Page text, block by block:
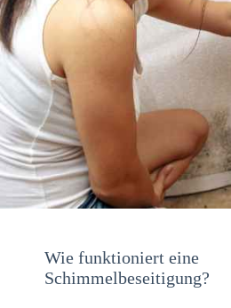
Wie funktioniert eine
Schimmelbeseitigung?